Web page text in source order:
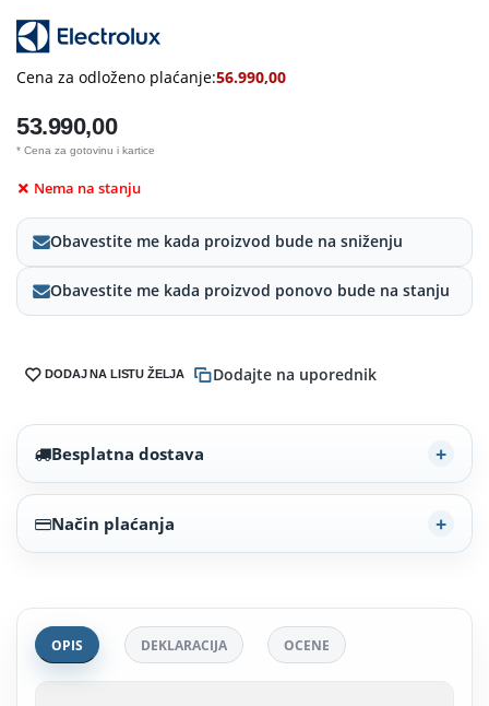
Cena za odloženo plaćanje:56.990,00
53.990,00
* Cena za gotovinu i kartice
Nema na stanju
Obavestite me kada proizvod bude na sniženju
Obavestite me kada proizvod ponovo bude na stanju
DODAJ NA LISTU ŽELJA Dodajte na uporednik
Besplatna dostava
Način plaćanja
OPIS DEKLARACIJA OCENE